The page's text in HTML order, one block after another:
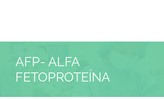
AFP- ALFA
FETOPROTEÍNA